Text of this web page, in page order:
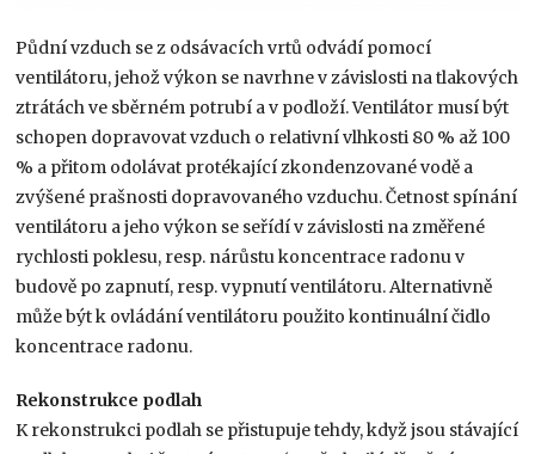
Půdní vzduch se z odsávacích vrtů odvádí pomocí
ventilátoru, jehož výkon se navrhne v závislosti na tlakových
ztrátách ve sběrném potrubí a v podloží. Ventilátor musí být
schopen dopravovat vzduch o relativní vlhkosti 80 % až 100
% a přitom odolávat protékající zkondenzované vodě a
zvýšené prašnosti dopravovaného vzduchu. Četnost spínání
ventilátoru a jeho výkon se seřídí v závislosti na změřené
rychlosti poklesu, resp. nárůstu koncentrace radonu v
budově po zapnutí, resp. vypnutí ventilátoru. Alternativně
může být k ovládání ventilátoru použito kontinuální čidlo
koncentrace radonu.
Rekonstrukce podlah
K rekonstrukci podlah se přistupuje tehdy, když jsou stávající